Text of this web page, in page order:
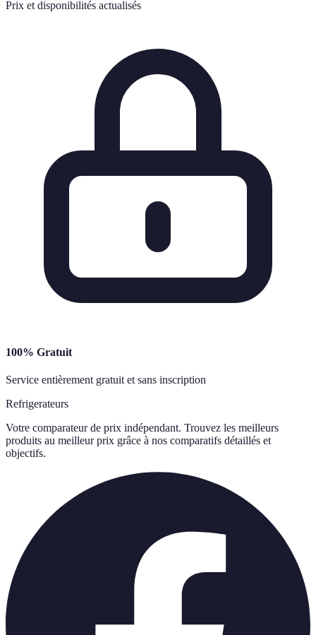
Prix et disponibilités actualisés
100% Gratuit
Service entièrement gratuit et sans inscription
Refrigerateurs
Votre comparateur de prix indépendant. Trouvez les meilleurs
produits au meilleur prix grâce à nos comparatifs détaillés et
objectifs.